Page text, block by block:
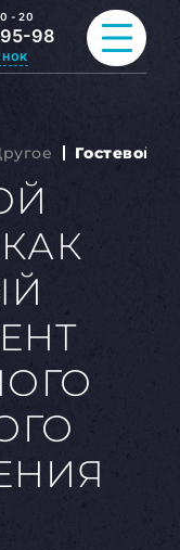
- 20
98
Гостевой